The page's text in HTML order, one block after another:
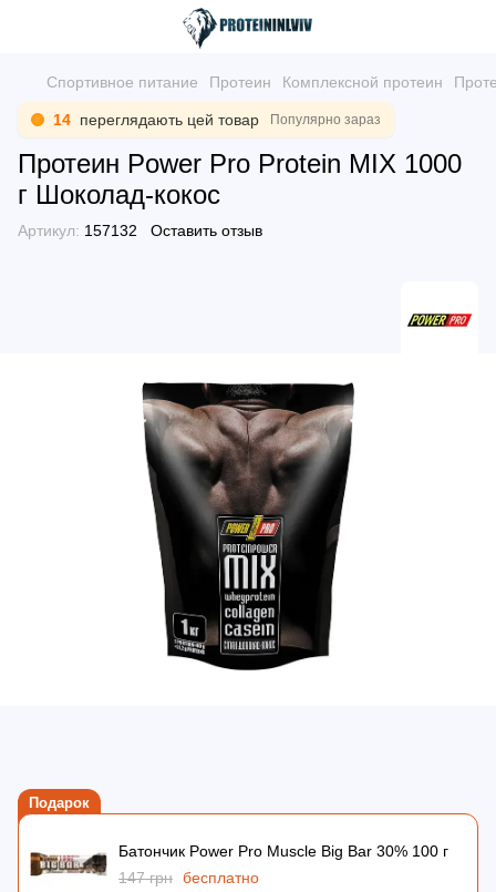
Спортивное питание Протеин Комплексной протеин
14 переглядають цей товар Популярно зараз
Протеин Power Pro Protein MIX 1000
г Шоколад-кокос
Артикул: 157132 Оставить отзыв
Подарок
Батончик Power Pro Muscle Big Bar 30% 100 г
147 грн бесплатно